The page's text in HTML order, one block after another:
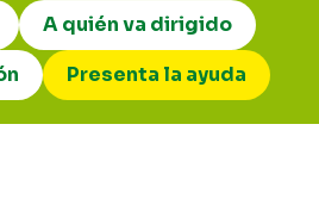
A quién va dirigido
Presenta la ayuda